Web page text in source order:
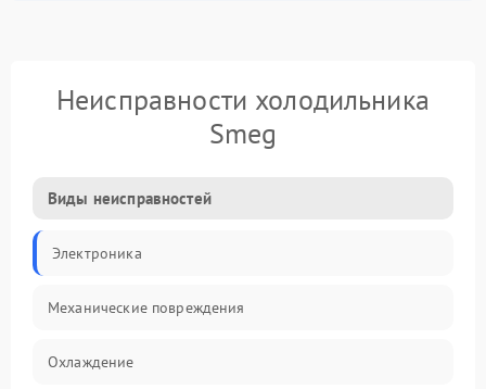
Неисправности холодильника
Smeg
Виды неисправностей
Электроника
Механические повреждения
Охлаждение